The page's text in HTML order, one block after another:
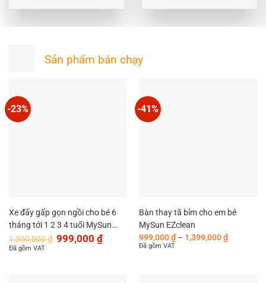
Sản phẩm bán chạy
-23%
Xe đẩy gấp gọn ngồi cho bé 6
tháng tới 1 2 3 4 tuổi MySun
ColorLife
1,300,000₫ Giá
gốc
999,000 ₫Giá
hiện
Đã gồm VAT
-41%
Bàn thay tã bỉm cho em bé
MySun EZclean
999,000₫ – 1,399,000₫Khoảng
giá:
Đã gồm VAT